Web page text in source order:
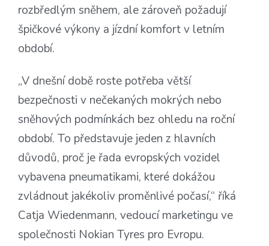
rozbředlým sněhem, ale zároveň požadují
špičkové výkony a jízdní komfort v letním
období.
„V dnešní době roste potřeba větší
bezpečnosti v nečekaných mokrých nebo
sněhových podmínkách bez ohledu na roční
období. To představuje jeden z hlavních
důvodů, proč je řada evropských vozidel
vybavena pneumatikami, které dokážou
zvládnout jakékoliv proměnlivé počasí,“ říká
Catja Wiedenmann, vedoucí marketingu ve
společnosti Nokian Tyres pro Evropu.